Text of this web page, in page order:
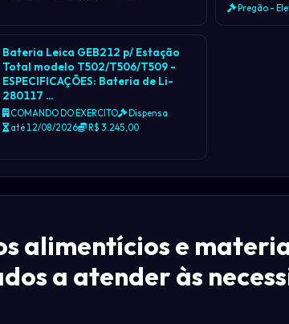
Pregão -
Bateria Leica GEB212 p/ Estação
Total modelo T502/T506/T509 -
ESPECIFICAÇÕES: Bateria de Li-
280117 …
COMANDO DO EXERCITO
Dispensa
até 12/08/2026
R$ 3.245,00
alimentícios e
a atender às